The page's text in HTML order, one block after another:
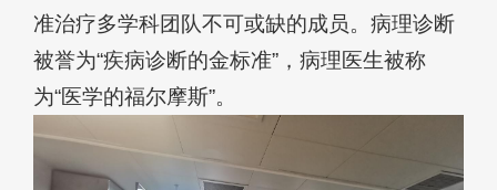
准治疗多学科团队不可或缺的成员。病理诊断
被誉为“疾病诊断的金标准”，病理医生被称
为“医学的福尔摩斯”。